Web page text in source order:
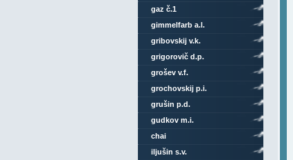
gaz č.1
gimmelfarb a.l.
gribovskij v.k.
grigorovič d.p.
grošev v.f.
grochovskij p.i.
grušin p.d.
gudkov m.i.
chai
iljušin s.v.